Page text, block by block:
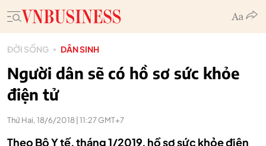
ĐỜI SỐNG DÂN SINH
Người dân sẽ có hồ sơ sức khỏe
điện tử
Thứ Hai, 18/6/2018 | 11:27 GMT+7
Theo Bộ Y tế, tháng 1/2019, hồ sơ sức khỏe điện